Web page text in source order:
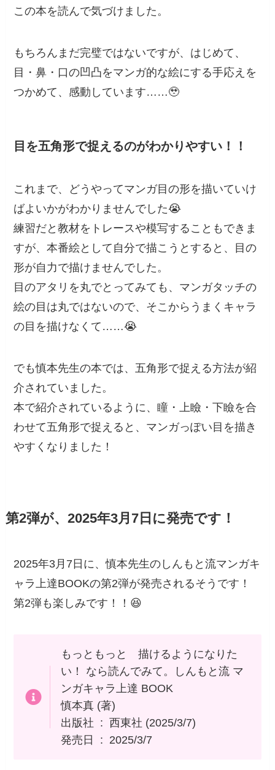
この本を読んで気づけました。
もちろんまだ完璧ではないですが、はじめて、
目・鼻・口の凹凸をマンガ的な絵にする手応えを
つかめて、感動しています……🥹
目を五角形で捉えるのがわかりやすい！！
これまで、どうやってマンガ目の形を描いていけ
ばよいかがわかりませんでした😭
練習だと教材をトレースや模写することもできま
すが、本番絵として自分で描こうとすると、目の
形が自力で描けませんでした。
目のアタリを丸でとってみても、マンガタッチの
絵の目は丸ではないので、そこからうまくキャラ
の目を描けなくて……😭
でも慎本先生の本では、五角形で捉える方法が紹
介されていました。
本で紹介されているように、瞳・上瞼・下瞼を合
わせて五角形で捉えると、マンガっぽい目を描き
やすくなりました！
第2弾が、2025年3月7日に発売です！
2025年3月7日に、慎本先生のしんもと流マンガキ
ャラ上達BOOKの第2弾が発売されるそうです！
第2弾も楽しみです！！😆
もっともっと 描けるようになりた
い！ なら読んでみて。しんもと流 マ
ンガキャラ上達 BOOK
慎本真 (著)
出版社 ‏ : ‎ 西東社 (2025/3/7)
発売日 ‏ : ‎ 2025/3/7